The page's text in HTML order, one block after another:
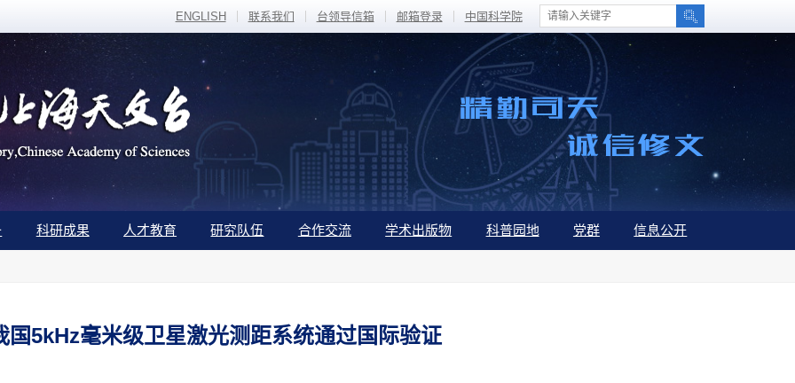
ENGLISH 联系我们 台领导信箱 邮箱登录 中国科学院
科研成果 人才教育 研究队伍 合作交流 学术出版物 科普园地 党群 信息公开
国5kHz毫米级卫星激光测距系统通过国际验证